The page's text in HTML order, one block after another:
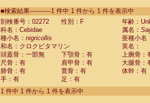
CebidaeSaguinus labiatus(0)
Cebidae Saguinus leucopus (0)
Cebidae
CebidaeSaguinus mystax
CebidaeSaguinus nigricollis (1)
Cebidae Saguinus oedipus
Cebidae Saguinus weddelli
Cebidae Saguinusspp.
Cebidae Aotus trivirgatus
Cebidae Cebus albifrons
■検索結果-----------1 件中 1 件から 1 件を表示中
剖検番号：02272
性別：F
年齢：
科名：Cebidae
属名：
種小名： nigricollis
亜種小名
和名：クロクビタマリン
英名：
頭蓋骨：一部無
下顎骨：有
上腕骨：
尺骨：有
肩甲骨：有
大腿骨：
腓骨：有
寛骨：有
体幹：有
手：有
足：有
1 件中 1 件から 1 件を表示中